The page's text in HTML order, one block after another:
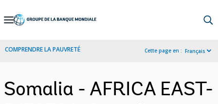
Skip
Navigation
COMPRENDRE LA PAUVRETÉ Cette page en : Français
Somalia - AFRICA EAST-